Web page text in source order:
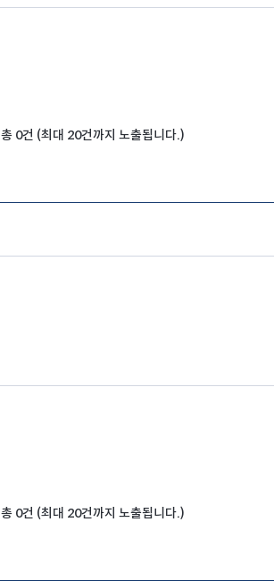
총 0건 (최대 20건까지 노출됩니다.)
총 0건 (최대 20건까지 노출됩니다.)